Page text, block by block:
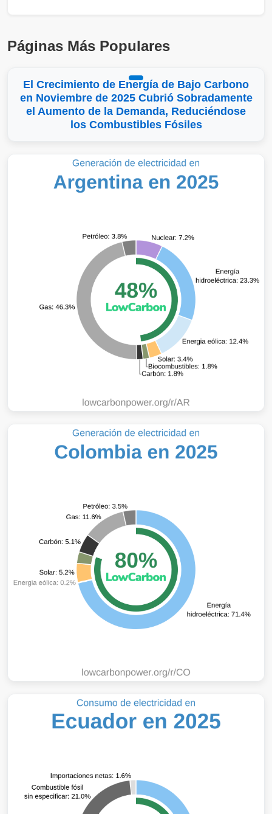
Páginas Más Populares
El Crecimiento de Energía de Bajo Carbono
en Noviembre de 2025 Cubrió Sobradamente
el Aumento de la Demanda, Reduciéndose
los Combustibles Fósiles